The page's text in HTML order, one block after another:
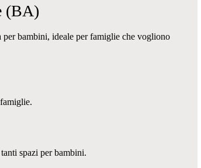
(BA)
per bambini, ideale per famiglie che vogliono
spazi per bambini.